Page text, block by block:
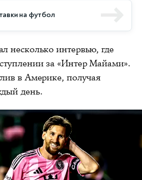
на футбол
несколько интервью, где
за «Интер Майами».
в Америке, получая
день.